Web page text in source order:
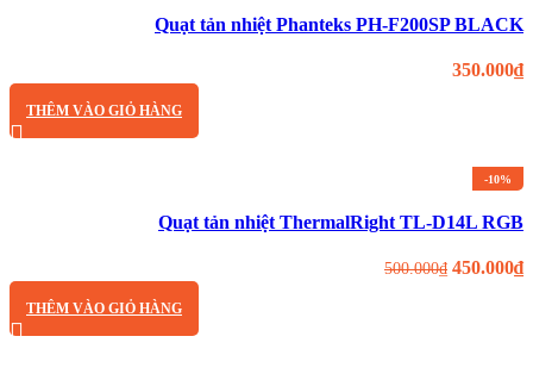
Quạt tản nhiệt Phanteks PH-F200SP BLACK
350.000₫
THÊM VÀO GIỎ HÀNG
-10%
Quạt tản nhiệt ThermalRight TL-D14L RGB
500.000₫ 450.000₫
THÊM VÀO GIỎ HÀNG